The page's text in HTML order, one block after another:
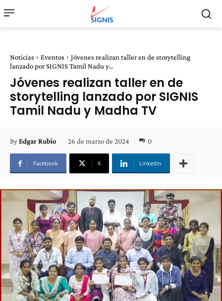
Noticias Eventos
Jóvenes realizan taller en de storytelling
lanzado por SIGNIS Tamil Nadu y...
Jóvenes realizan taller en de
storytelling lanzado por SIGNIS
Tamil Nadu y Madha TV
ByEdgar Rubio 26 de marzo de 2024 0
Facebook X Linkedin